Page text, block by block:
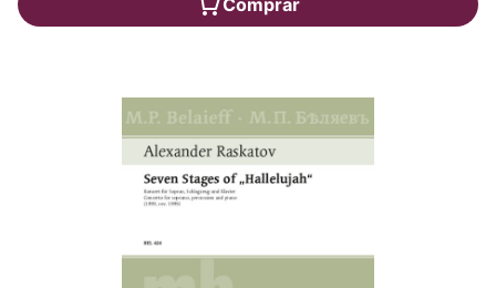
Comprar